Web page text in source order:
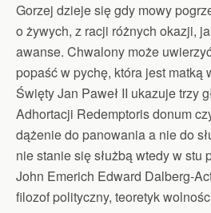
Gorzej dzieje się gdy mowy
o żywych, z racji różnych okazji,
awanse. Chwalony może
popaść w pychę, która jest matką
Święty Jan Paweł II ukazuje trzy
Adhortacji Redemptoris donum
dążenie do panowania a nie do
nie stanie się służbą wtedy w stu
John Emerich Edward Dalberg-
filozof polityczny, teoretyk